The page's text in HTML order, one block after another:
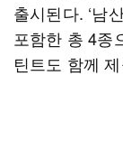
출시된다. ‘남
포함한 총 4종
틴트도 함께